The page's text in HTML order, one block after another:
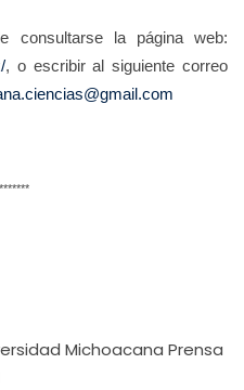
consultarse la página web:
, o escribir al siguiente correo
Michoacana Prensa